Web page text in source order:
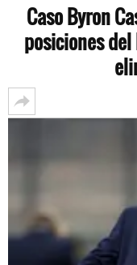
Caso Byron
posiciones